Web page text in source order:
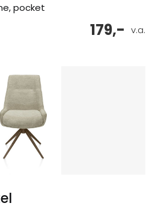
pocket
v.a.
179,-